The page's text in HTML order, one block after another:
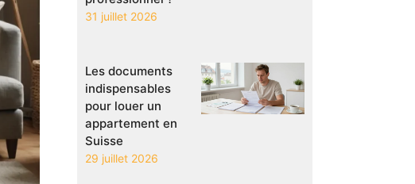
31 juillet 2026
Les documents
indispensables
pour louer un
appartement en
Suisse
29 juillet 2026